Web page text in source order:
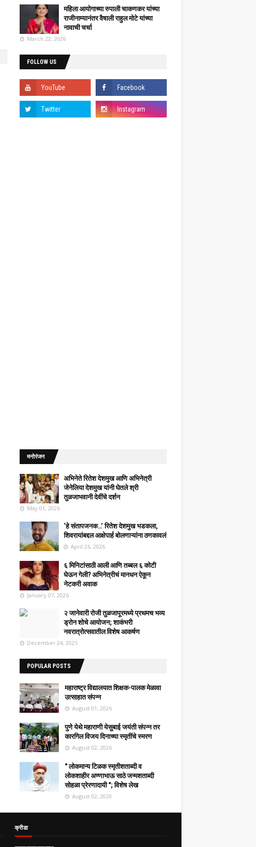
महिला आयोगाच्या रुपाली चाकणकर यांच्या
राजीनाम्यानंतर वैषाली राहुल मोटे यांच्या
नावाची चर्चा
March 22, 2026
FOLLOW US
मनोरंजन
अभिनेते रितेश देशमुख आणि अभिनेत्री
जेनेलिया देशमुख यांनी घेतले श्री
तुळजाभवानी देवींचे दर्शन
May 01, 2026
‘हे संतापजनक…’ रितेश देशमुख भडकला,
शिवरायांबद्दल आक्षेपार्ह बोलणाऱ्यांना ठणकावलं
April 26, 2026
६ मिनिटांसाठी आली आणि तब्बल ६ कोटी
घेऊन गेली? अभिनेत्रीचं मानधन ऐकून
नेटकरी अवाक
January 07, 2026
२ जानेवारी रोजी तुळजापूरमध्ये प्रथमच भव्य
ड्रोन शोचे आयोजन; शाकंभरी
नवरात्रोत्सवातील विशेष आकर्षण
December 24, 2025
POPULAR POSTS
महाराष्ट्र विद्यालयात शिक्षक-पालक मेळावा
उत्साहात संपन्न
August 01, 2026
पुणे येथे महाराणी येसुबाई जयंती संपन्न तर
कारगिल विजय दिनाच्या स्मृतींचे स्मरण
August 02, 2026
" लोकमान्य टिळक स्मृतीशताब्दी व
लोकशाहीर अण्णाभाऊ साठे जन्मशताब्दी
सोहळा प्रेरणादायी "; विशेष लेख
August 02, 2020
क्रीडा